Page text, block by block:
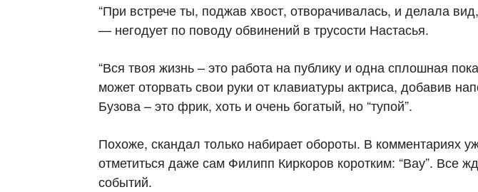
“При встрече ты, поджав хвост, отворачивалась, и делала
— негодует по поводу обвинений в трусости Настасья.
“Вся твоя жизнь – это работа на публику и одна сплошная
может оторвать свои руки от клавиатуры актриса, добавив
Бузова – это фрик, хоть и очень богатый, но “тупой”.
Похоже, скандал только набирает обороты. В комментариях
отметиться даже сам Филипп Киркоров коротким: “Вау”. Все
событий.